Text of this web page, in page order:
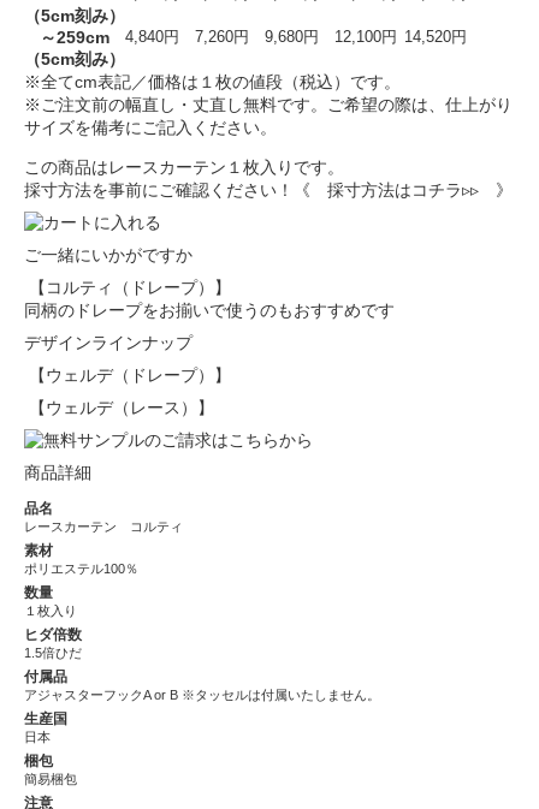
（5cm刻み）
～259cm
（5cm刻み）
4,840円 7,260円 9,680円 12,100円 14,520円
※全てcm表記／価格は１枚の値段（税込）です。
※ご注文前の幅直し・丈直し無料です。ご希望の際は、仕上がり
サイズを備考にご記入ください。
この商品はレースカーテン１枚入りです。
採寸方法を事前にご確認ください！
《 採寸方法はコチラ▹▹ 》
ご一緒にいかがですか
【コルティ（ドレープ）】
同柄のドレープをお揃いで使うのもおすすめです
デザインラインナップ
【ウェルデ（ドレープ）】
【ウェルデ（レース）】
商品詳細
品名
レースカーテン コルティ
素材
ポリエステル100％
数量
１枚入り
ヒダ倍数
1.5倍ひだ
付属品
アジャスターフックA or B ※タッセルは付属いたしません。
生産国
日本
梱包
簡易梱包
注意